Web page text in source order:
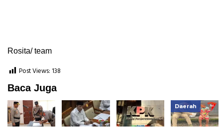
Rosita/ team
Post Views: 138
Baca Juga
Daerah